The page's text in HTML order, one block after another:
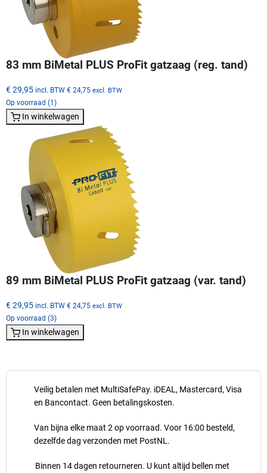
Veilig betalen met MultiSafePay. iDEAL, Mastercard, Visa
en Bancontact. Geen betalingskosten.
Van bijna elke maat 2 op voorraad. Voor 16:00 besteld,
dezelfde dag verzonden met PostNL.
Binnen 14 dagen retourneren. U kunt altijd bellen met
83 mm BiMetal PLUS ProFit gatzaag (reg. tand)
€ 29,95 incl. BTW € 24,75 excl. BTW
Op voorraad (1)
In winkelwagen
89 mm BiMetal PLUS ProFit gatzaag (var. tand)
€ 29,95 incl. BTW € 24,75 excl. BTW
Op voorraad (3)
In winkelwagen